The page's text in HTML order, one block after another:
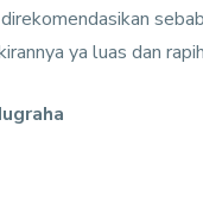
ya luas dan